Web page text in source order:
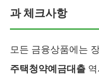
과 체크사항
모든 금융상품에는
주택청약예금대출